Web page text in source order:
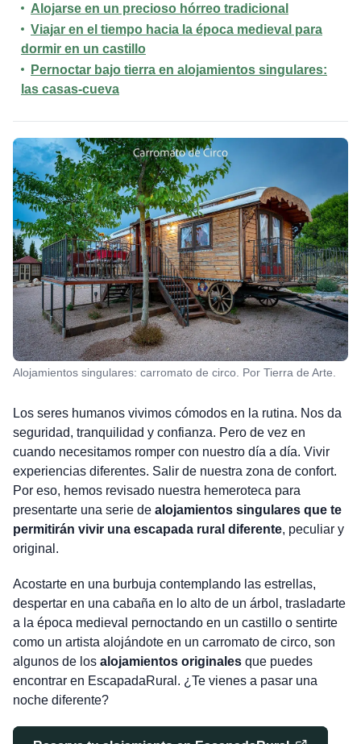
Alojarse en un precioso hórreo tradicional
Viajar en el tiempo hacia la época medieval para
dormir en un castillo
Pernoctar bajo tierra en alojamientos singulares:
las casas-cueva
Alojamientos singulares: carromato de circo. Por Tierra de Arte.
Los seres humanos vivimos cómodos en la rutina. Nos da
seguridad, tranquilidad y confianza. Pero de vez en
cuando necesitamos romper con nuestro día a día. Vivir
experiencias diferentes. Salir de nuestra zona de confort.
Por eso, hemos revisado nuestra hemeroteca para
presentarte una serie de alojamientos singulares que te
permitirán vivir una escapada rural diferente, peculiar y
original.
Acostarte en una burbuja contemplando las estrellas,
despertar en una cabaña en lo alto de un árbol, trasladarte
a la época medieval pernoctando en un castillo o sentirte
como un artista alojándote en un carromato de circo, son
algunos de los alojamientos originalesque puedes
encontrar en EscapadaRural. ¿Te vienes a pasar una
noche diferente?